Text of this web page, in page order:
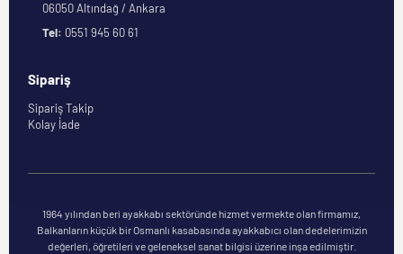
06050 Altındağ / Ankara
Tel: 0551 945 60 61
Sipariş
Sipariş Takip
Kolay İade
1964 yılından beri ayakkabı sektöründe hizmet vermekte olan firmamız,
Balkanların küçük bir Osmanlı kasabasında ayakkabıcı olan dedelerimizin
değerleri, öğretileri ve geleneksel sanat bilgisi üzerine inşa edilmiştir.